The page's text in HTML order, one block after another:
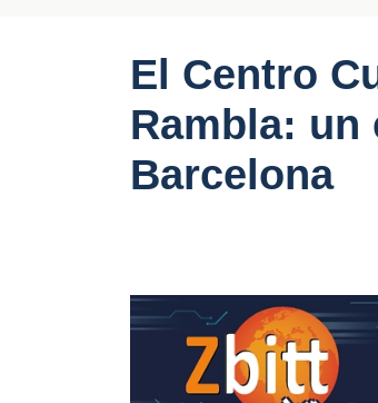
El Centro
Rambla: un
Barcelona